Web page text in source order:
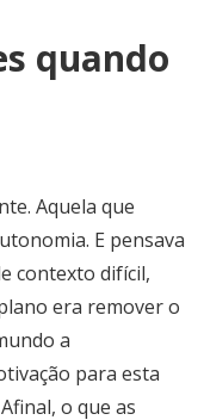
quando
Aquela que
E pensava
contexto difícil,
era remover o
a
para esta
o que as